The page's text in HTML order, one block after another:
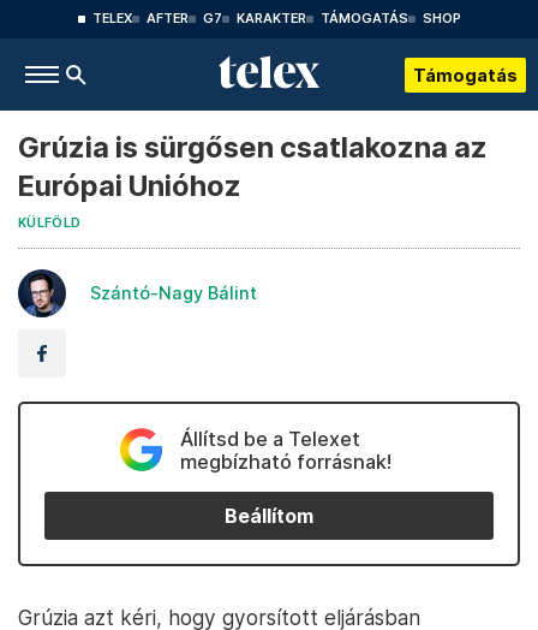
TELEX AFTER G7 KARAKTER TÁMOGATÁS SHOP
Támogatás
Grúzia is sürgősen csatlakozna az
Európai Unióhoz
KÜLFÖLD
Szántó-Nagy Bálint
Állítsd be a Telexet
megbízható forrásnak!
Beállítom
Grúzia azt kéri, hogy gyorsított eljárásban